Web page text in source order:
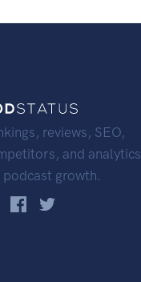
reviews, SEO,
and analytics
growth.